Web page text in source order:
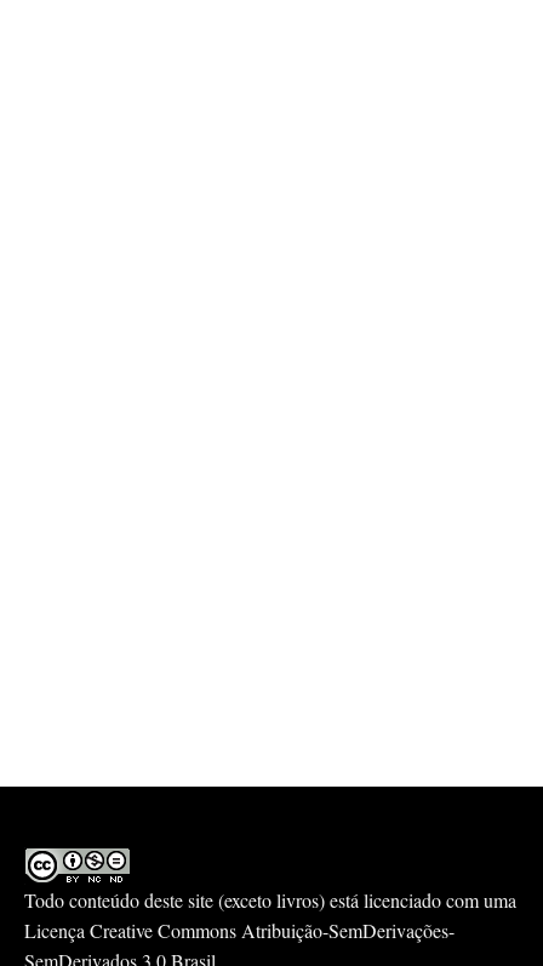
Todo conteúdo deste site (exceto livros) está licenciado com uma
LicençaCreative Commons Atribuição-SemDerivações-
SemDerivados 3.0 Brasil